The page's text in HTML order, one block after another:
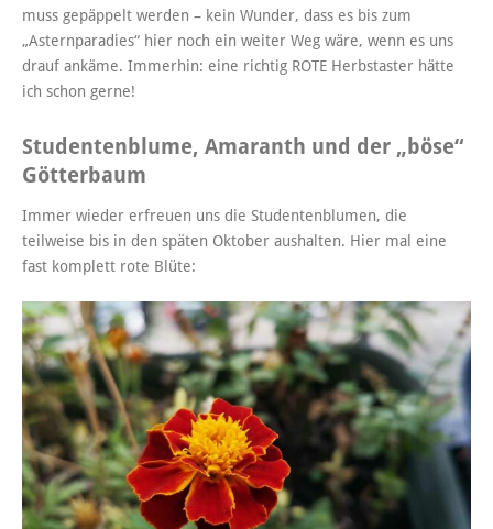
muss gepäppelt werden – kein Wunder, dass es bis zum
„Asternparadies“ hier noch ein weiter Weg wäre, wenn es uns
drauf ankäme. Immerhin: eine richtig ROTE Herbstaster hätte
ich schon gerne!
Studentenblume, Amaranth und der „böse“
Götterbaum
Immer wieder erfreuen uns die Studentenblumen, die
teilweise bis in den späten Oktober aushalten. Hier mal eine
fast komplett rote Blüte: